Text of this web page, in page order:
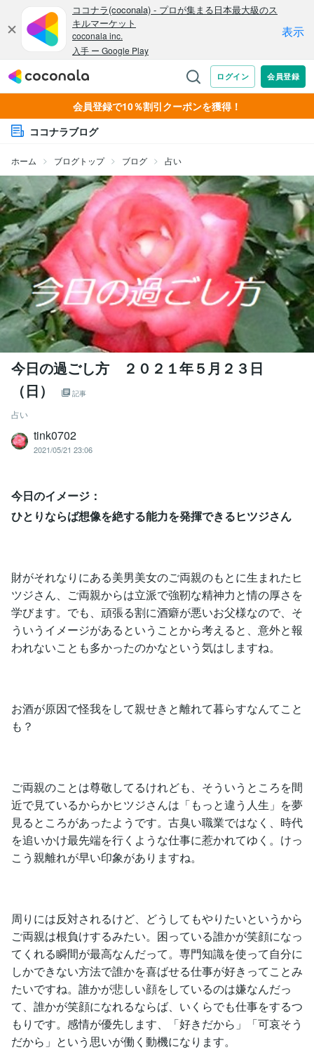
会員登録で10％割引クーポンを獲得！
ココナラブログ
ホーム ブログトップ ブログ 占い
今日の過ごし方 ２０２１年５月２３日
（日）
記事
占い
tink0702
2021/05/21 23:06
今日のイメージ：
ひとりならば想像を絶する能力を発揮できるヒツジさん
財がそれなりにある美男美女のご両親のもとに生まれたヒ
ツジさん、ご両親からは立派で強靭な精神力と情の厚さを
学びます。でも、頑張る割に酒癖が悪いお父様なので、そ
ういうイメージがあるということから考えると、意外と報
われないことも多かったのかなという気はしますね。
お酒が原因で怪我をして親せきと離れて暮らすなんてこと
も？
ご両親のことは尊敬してるけれども、そういうところを間
近で見ているからかヒツジさんは「もっと違う人生」を夢
見るところがあったようです。古臭い職業ではなく、時代
を追いかけ最先端を行くような仕事に惹かれてゆく。けっ
こう親離れが早い印象がありますね。
周りには反対されるけど、どうしてもやりたいというから
ご両親は根負けするみたい。困っている誰かが笑顔になっ
てくれる瞬間が最高なんだって。専門知識を使って自分に
しかできない方法で誰かを喜ばせる仕事が好きってことみ
たいですね。誰かが悲しい顔をしているのは嫌なんだっ
て、誰かが笑顔になれるならば、いくらでも仕事をするつ
もりです。感情が優先します、「好きだから」「可哀そう
だから」という思いが働く動機になります。